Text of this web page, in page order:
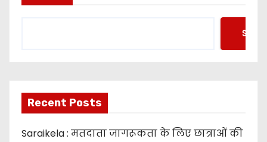
Recent Posts
Saraikela : मतदाता जागरूकता के लिए छात्राओं की